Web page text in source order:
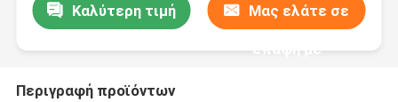
Καλύτερη τιμή Μας ελάτε σε
επαφή με
Περιγραφή προϊόντων